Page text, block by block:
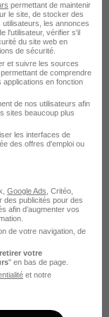
sept. - 22 oct.
il y a 1 jour
- 30 sept.
il y a 1 jour
permettant de maintenir
le site, de stocker des
les annonces
l'utilisateur, vérifier s'il
du site web en
de sécurité.
et suivre les sources
de comprendre
en fonction
de nos utilisateurs afin
sites beaucoup plus
les interfaces de
des offres d'emploi ou
Google Ads , Critéo,
des publicités pour des
afin d’augmenter vos
de votre navigation, de
retirer votre
" en bas de page.
et notre